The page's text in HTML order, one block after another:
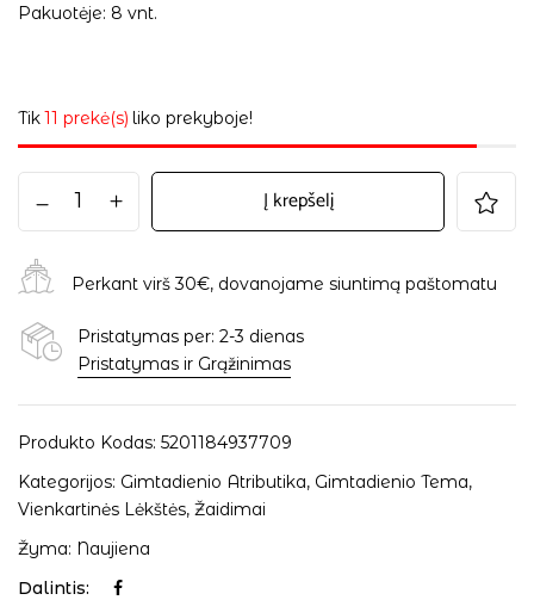
Pakuotėje: 8 vnt.
Tik11 prekė(s) liko prekyboje!
Į krepšelį
Perkant virš 30€, dovanojame siuntimą paštomatu
Pristatymas per: 2-3 dienas
Pristatymas ir Grąžinimas
Produkto Kodas: 5201184937709
Kategorijos: Gimtadienio Atributika, Gimtadienio Tema,
Vienkartinės Lėkštės, Žaidimai
Žyma: Naujiena
Dalintis: